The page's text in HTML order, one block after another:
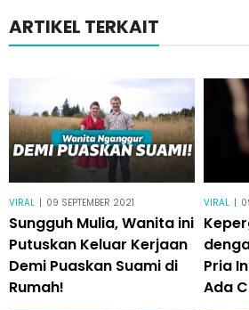
ARTIKEL TERKAIT
VIRAL | 09 SEPTEMBER 2021
Sungguh Mulia, Wanita ini
Putuskan Keluar Kerjaan
Demi Puaskan Suami di
Rumah!
VIRAL |
Pria
Ada